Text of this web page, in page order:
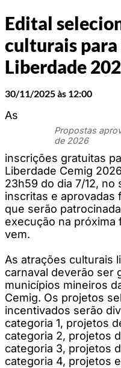
Edital
culturais para
Liberdade
30/11/2025 às 12:00
Propostas
de 2026
As
inscrições gratuitas
Liberdade Cemig
23h59 do dia 7/12, no
inscritas e aprovadas
que serão
execução na próxima
vem.
As atrações culturais
carnaval deverão ser
municípios mineiros
Cemig. Os projetos
incentivados serão
categoria 1, projetos
categoria 2, projetos
categoria 3, projetos
categoria 4, projetos